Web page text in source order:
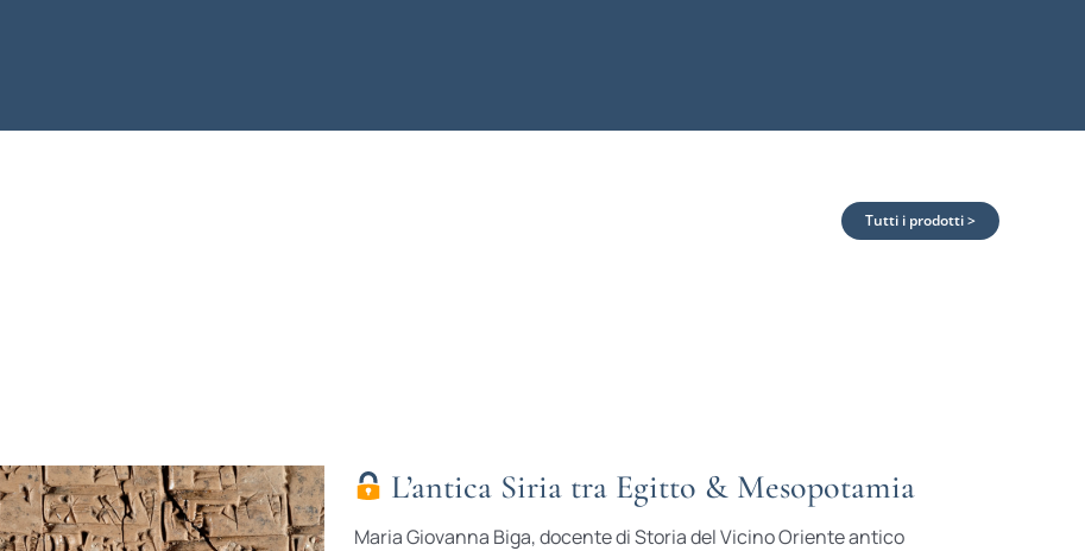
Tutti i prodotti >
L’antica Siria tra Egitto & Mesopotamia
Maria Giovanna Biga, docente di Storia del Vicino Oriente antico